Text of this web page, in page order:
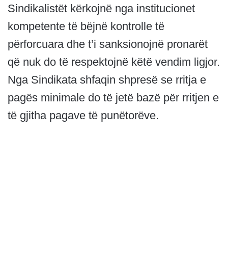
Sindikalistët kërkojnë nga institucionet
kompetente të bëjnë kontrolle të
përforcuara dhe t’i sanksionojnë pronarët
që nuk do të respektojnë këtë vendim ligjor.
Nga Sindikata shfaqin shpresë se rritja e
pagës minimale do të jetë bazë për rritjen e
të gjitha pagave të punëtorëve.